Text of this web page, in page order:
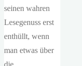
seinen wahren
Lesegenuss erst
enthüllt, wenn
man etwas über
die